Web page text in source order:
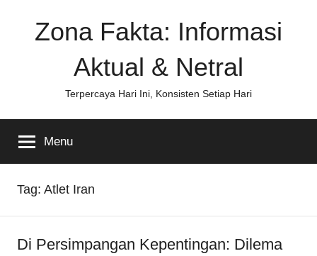
Zona Fakta: Informasi
Aktual & Netral
Terpercaya Hari Ini, Konsisten Setiap Hari
Menu
Tag: Atlet Iran
Di Persimpangan Kepentingan: Dilema